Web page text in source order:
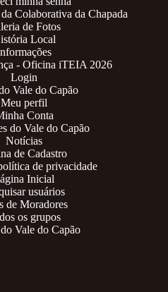
Colaborativa da Chapada
de Fotos
Local
- Oficina iTEIA 2026
Login
Vale do Capão
Meu perfil
Conta
do Vale do Capão
Notícias
de Cadastro
de privacidade
Inicial
usuários
de Moradores
os grupos
Vale do Capão